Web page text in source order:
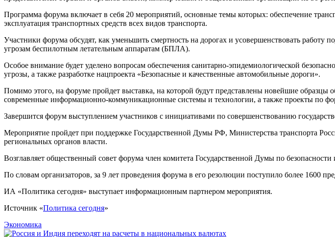
Программа форума включает в себя 20 мероприятий, основные темы которых: обеспечение
эксплуатация транспортных средств всех видов транспорта.
Участники форума обсудят, как уменьшить смертность на дорогах и усовершенствовать
угрозам беспилотным летательным аппаратам (БПЛА).
Особое внимание будет уделено вопросам обеспечения санитарно-эпидемиологической
угрозы, а также разработке нацпроекта «Безопасные и качественные автомобильные дороги».
Помимо этого, на форуме пройдет выставка, на которой будут представлены новейшие образцы
современные информационно-коммуникационные системы и технологии, а также проекты по
Завершится форум выступлением участников с инициативами по совершенствованию
Мероприятие пройдет при поддержке Государственной Думы РФ, Министерства транспорта
региональных органов власти.
Возглавляет общественный совет форума член комитета Государственной Думы по
По словам организаторов, за 9 лет проведения форума в его резолюции поступило более
ИА «Политика сегодня» выступает информационным партнером мероприятия.
Источник «Политика сегодня»
Экономика